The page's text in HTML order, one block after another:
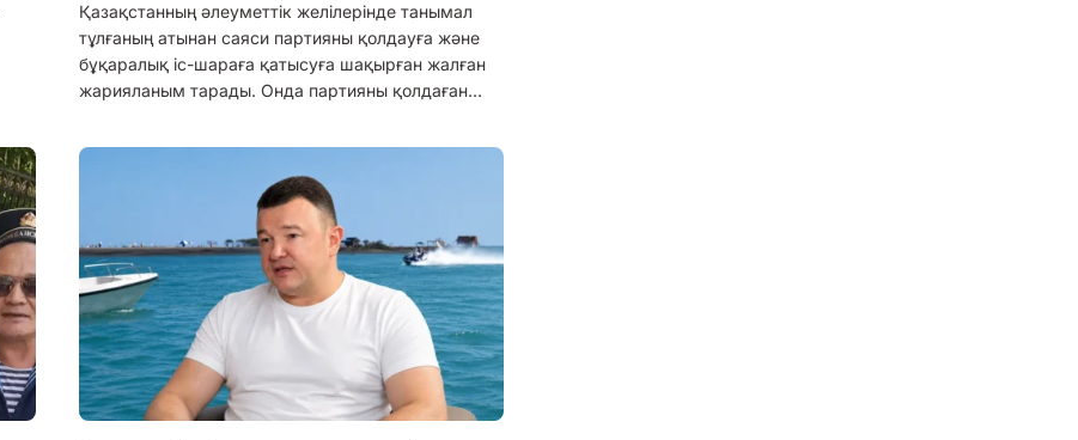
Қазақстанның әлеуметтік желілерінде танымал
тұлғаның атынан саяси партияны қолдауға және
бұқаралық іс-шараға қатысуға шақырған жалған
жарияланым тарады. Онда партияны қолдаған…